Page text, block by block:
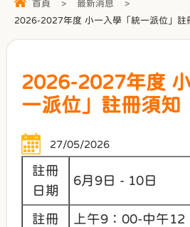
首頁 > 最新消息
>
2026-2027年度 小一入學「統一派位」註
2026-2027年度
一派位」註冊須知
27/05/2026
註冊
日期
6月9日 - 10日
註冊
上午9：00-中午12